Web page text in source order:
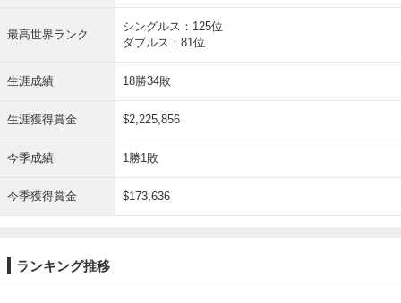
最高世界ランク
シングルス：125位
ダブルス：81位
生涯成績 18勝34敗
生涯獲得賞金 $2,225,856
今季成績 1勝1敗
今季獲得賞金 $173,636
ランキング推移